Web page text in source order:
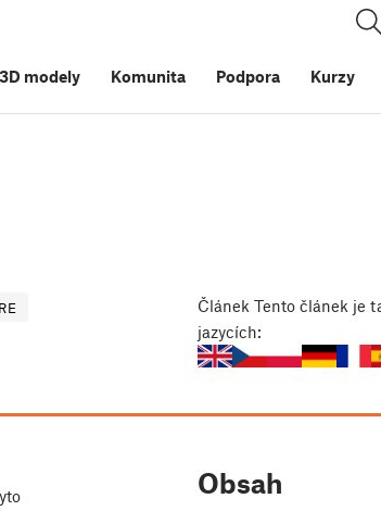
3D modely Komunita Podpora Kurzy
Článek Tento článek je
jazycích:
Obsah